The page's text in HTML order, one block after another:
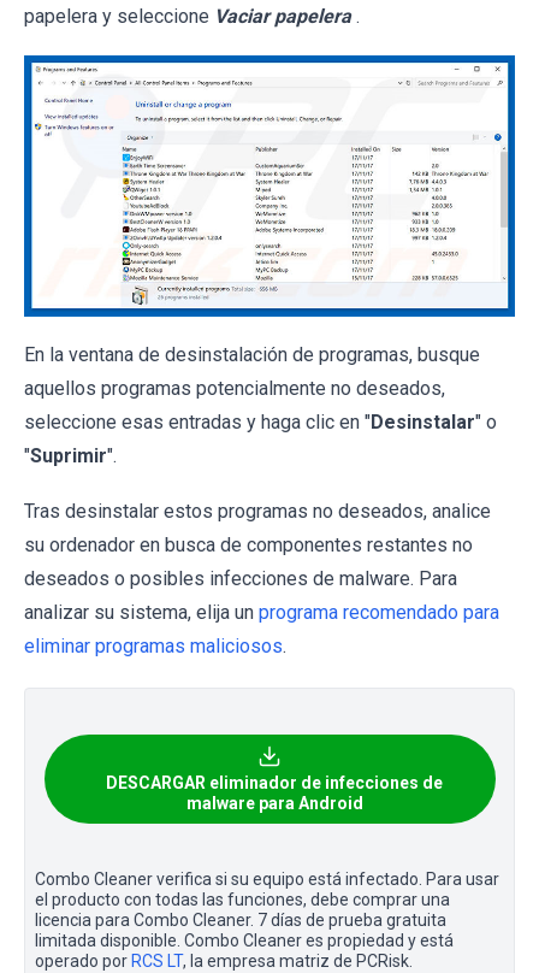
papelera y seleccione Vaciar papelera .
En la ventana de desinstalación de programas, busque
aquellos programas potencialmente no deseados,
seleccione esas entradas y haga clic en "Desinstalar" o
"Suprimir".
Tras desinstalar estos programas no deseados, analice
su ordenador en busca de componentes restantes no
deseados o posibles infecciones de malware. Para
analizar su sistema, elija un programa recomendado para
eliminar programas maliciosos.
DESCARGAR eliminador de infecciones de
malware para Android
Combo Cleaner verifica si su equipo está infectado. Para usar
el producto con todas las funciones, debe comprar una
licencia para Combo Cleaner. 7 días de prueba gratuita
limitada disponible. Combo Cleaner es propiedad y está
operado por RCS LT, la empresa matriz de PCRisk.